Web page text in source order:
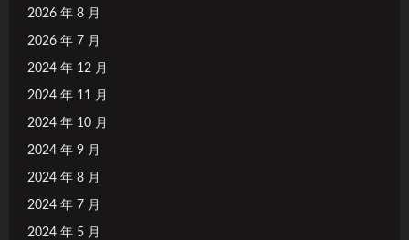
2026 年 8 月
2026 年 7 月
2024 年 12 月
2024 年 11 月
2024 年 10 月
2024 年 9 月
2024 年 8 月
2024 年 7 月
2024 年 5 月